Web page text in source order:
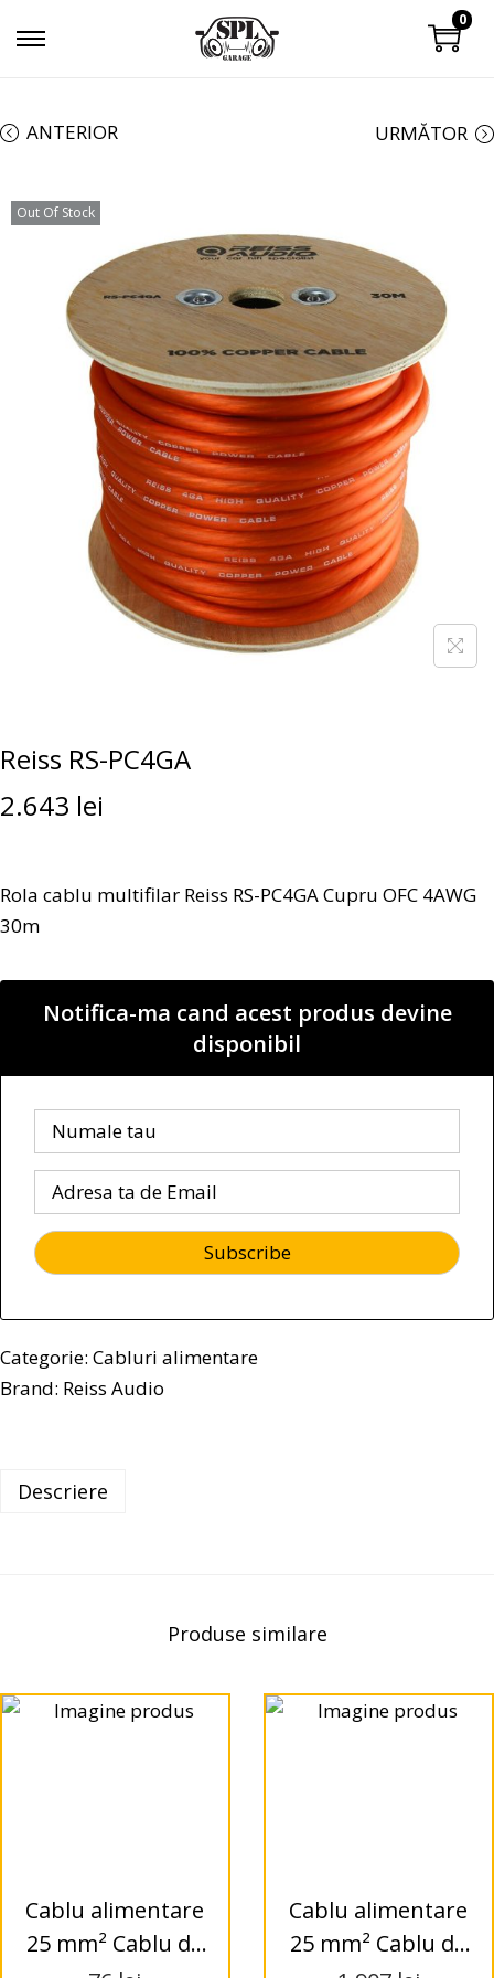
0
ANTERIOR URMĂTOR
Out Of Stock
Reiss RS-PC4GA
2.643 lei
Rola cablu multifilar Reiss RS-PC4GA Cupru OFC 4AWG
30m
Notifica-ma cand acest produs devine
disponibil
Categorie: Cabluri alimentare
Brand: Reiss Audio
Descriere
Produse similare
Cablu alimentare
25 mm² Cablu de
Cablu alimentare
25 mm² Cablu de